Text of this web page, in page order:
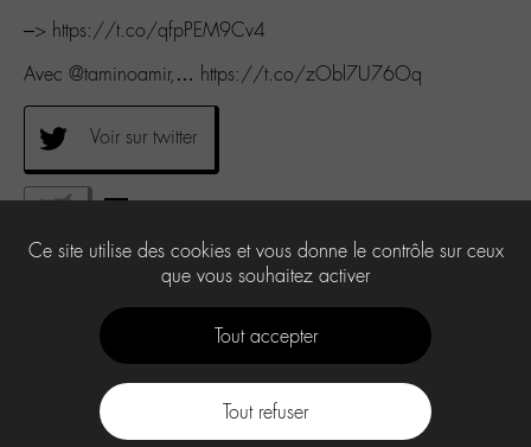
–> https://t.co/qfpPEM9Cv4
Avec @taminoamir,… https://t.co/zObl7U76Oq
Voir sur twitter
Ce site utilise des cookies et vous donne le contrôle sur ceux
que vous souhaitez activer
Tout accepter
Tout refuser